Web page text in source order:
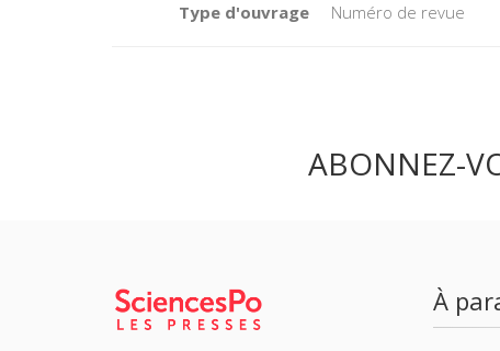
Type d'ouvrage
Numéro de revue
ABONNEZ-
À